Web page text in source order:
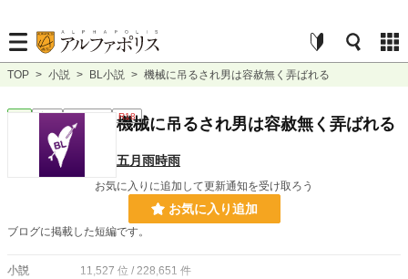
TOP > 小説 > BL小説 > 機械に吊るされ男は容赦無く弄ばれる
完結 ｼｮｰﾄｼｮｰﾄ R18
機械に吊るされ男は容赦無く弄ばれる
五月雨時雨
お気に入りに追加して更新通知を受け取ろう
お気に入り追加
ブログに掲載した短編です。
小説 11,527 位 / 228,651 件